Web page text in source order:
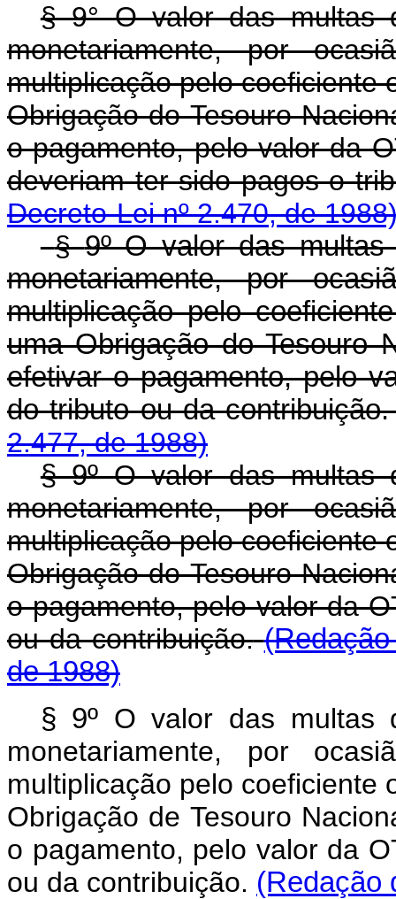
§ 9° O valor das multas
monetariamente, por
multiplicação pelo coeficiente
Obrigação do Tesouro
o pagamento, pelo valor da
deveriam ter sido pagos o
Decreto-Lei nº 2.470, de
§9º O valor das
monetariamente, por
multiplicação pelo
uma Obrigação do Tesouro
efetivar o pagamento, pelo
do tributo ou da
2.477, de 1988)
§ 9ºO valor das multas
monetariamente, por
multiplicação pelo coeficiente
Obrigação do Tesouro
o pagamento, pelo valor da
ou da contribuição.
de 1988)
§ 9º O valor das multas
monetariamente, por
multiplicação pelo coeficiente
Obrigação de Tesouro
o pagamento, pelo valor da
ou da contribuição. (Redação